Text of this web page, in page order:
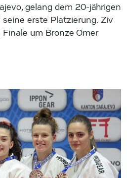
gelang dem 20-jährigen
erste Platzierung. Ziv
um Bronze Omer